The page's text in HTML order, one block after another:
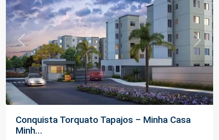
Previous Next
Conquista Torquato Tapajos – Minha Casa
Minh...